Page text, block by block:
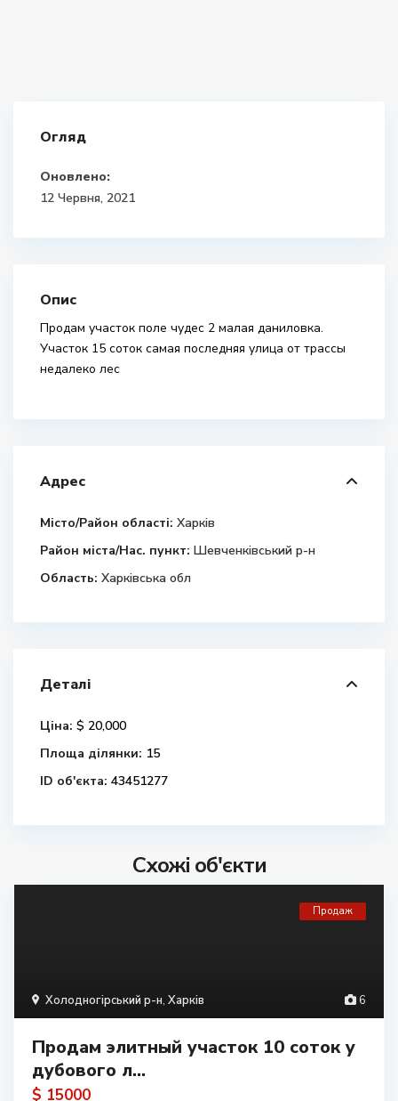
Огляд
Оновлено:
12 Червня, 2021
Опис
Продам участок поле чудес 2 малая даниловка.
Участок 15 соток самая последняя улица от трассы
недалеко лес
Адрес
Місто/Район області: Харків
Район міста/Нас. пункт: Шевченківський р-н
Область: Харківська обл
Деталі
Ціна: $ 20,000
Площа ділянки: 15
ID об'єкта: 43451277
Схожі об'єкти
6
Холодногірський р-н, Харків
Продаж
Продам элитный участок 10 соток у
дубового л...
$ 15000